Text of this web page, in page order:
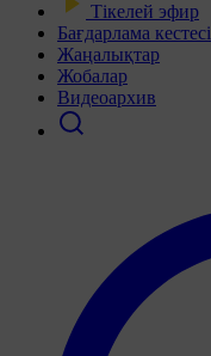
Тікелей эфир
Бағдарлама кестесі
Жаңалықтар
Жобалар
Видеоархив